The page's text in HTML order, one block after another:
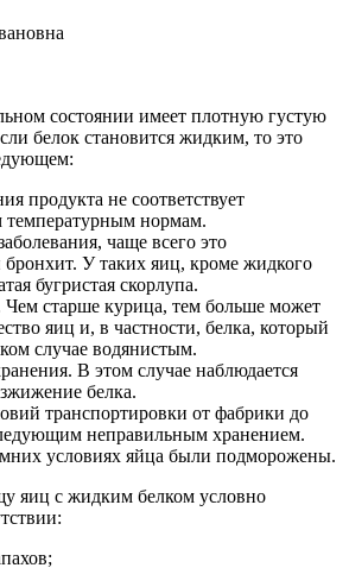
состоянии имеет плотную густую
белок становится жидким, то это
продукта не соответствует
температурным нормам.
чаще всего это
У таких яиц, кроме жидкого
бугристая скорлупа.
Чем старше курица, тем больше может
яиц и, в частности, белка, который
случае водянистым.
В этом случае наблюдается
белка.
транспортировки от фабрики до
неправильным хранением.
условиях яйца были подморожены.
яиц с жидким белком условно